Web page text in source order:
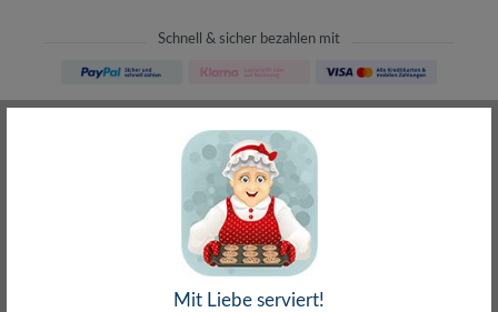
Schnell & sicher bezahlen mit
meist direkt aus Waiblingen
30 Tage Rückgaberecht
ohne Risiko bestellen
– Frag den Profi!
kostenlos und persönlich
Über 20+ Jahre Erfahrung
wir wissen von was wir sprechen
Mit Liebe serviert!